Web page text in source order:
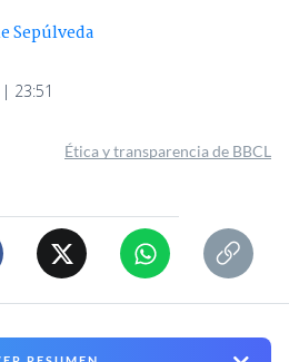
Sepúlveda
23:51
Ética y transparencia de BBCL